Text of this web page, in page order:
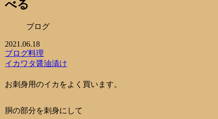
べる
ブログ
2021.06.18
ブログ料理
イカ ワタ醤油漬け
お刺身用のイカをよく買います。
胴の部分を刺身にして